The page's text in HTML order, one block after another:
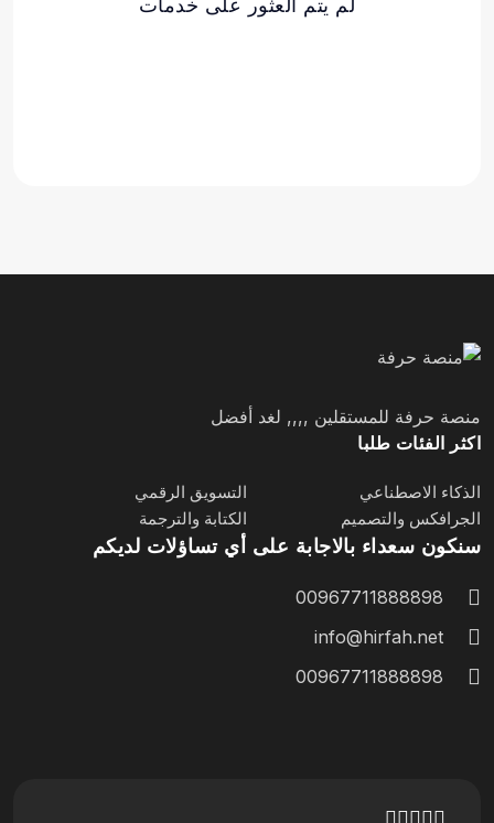
لم يتم العثور على خدمات
منصة حرفة للمستقلين ,,,, لغد أفضل
اكثر الفئات طلبا
الذكاء الاصطناعي
التسويق الرقمي
الجرافكس والتصميم
الكتابة والترجمة
سنكون سعداء بالاجابة على أي تساؤلات لديكم
00967711888898
info@hirfah.net
00967711888898